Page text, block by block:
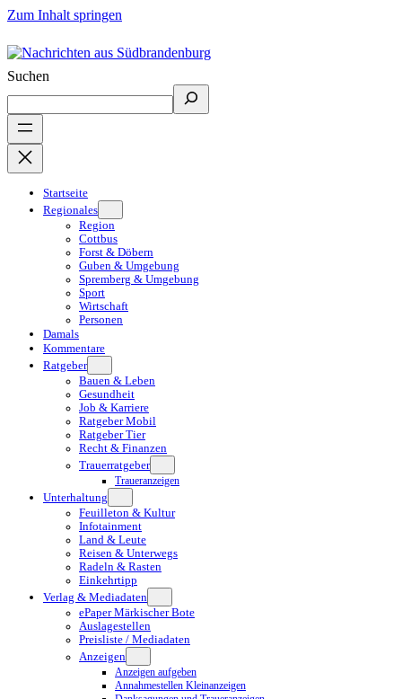
Zum Inhalt springen
Suchen
Startseite
Regionales
Region
Cottbus
Forst & Döbern
Guben & Umgebung
Spremberg & Umgebung
Sport
Wirtschaft
Personen
Damals
Kommentare
Ratgeber
Bauen & Leben
Gesundheit
Job & Karriere
Ratgeber Mobil
Ratgeber Tier
Recht & Finanzen
Trauerratgeber
Traueranzeigen
Unterhaltung
Feuilleton & Kultur
Infotainment
Land & Leute
Reisen & Unterwegs
Radeln & Rasten
Einkehrtipp
Verlag & Mediadaten
ePaper Märkischer Bote
Auslagestellen
Preisliste / Mediadaten
Anzeigen
Anzeigen aufgeben
Annahmestellen Kleinanzeigen